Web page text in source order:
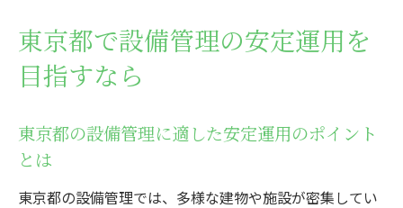
東京都で設備管理の安定運用を
目指すなら
東京都の設備管理に適した安定運用のポイント
とは
東京都の設備管理では、多様な建物や施設が密集してい